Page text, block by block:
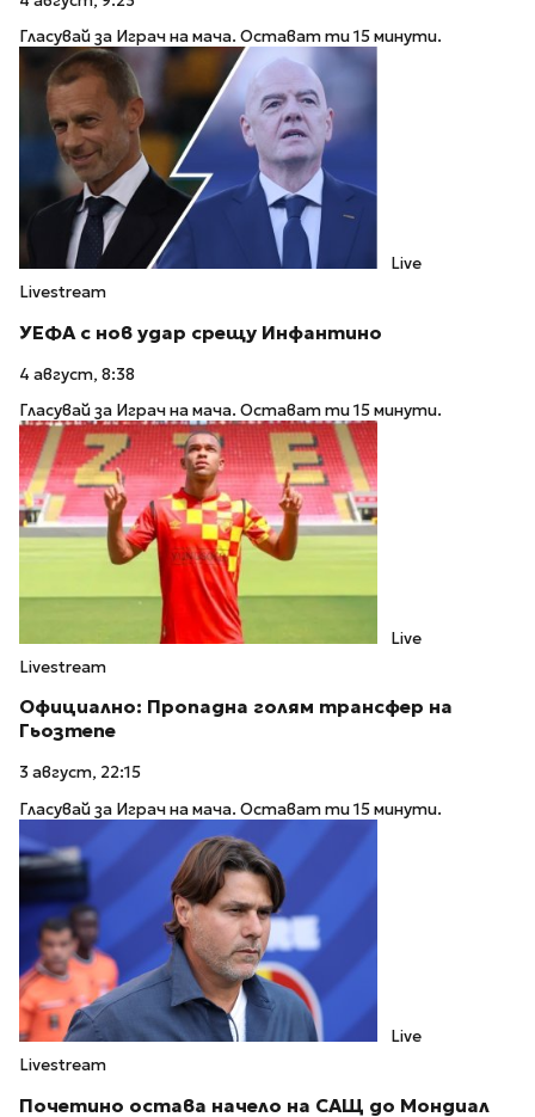
Гласувай за Играч на мача. Остават ти 15 минути.
Live
Livestream
УЕФА с нов удар срещу Инфантино
4 август, 8:38
Гласувай за Играч на мача. Остават ти 15 минути.
Live
Livestream
Официално: Пропадна голям трансфер на
Гьозтепе
3 август, 22:15
Гласувай за Играч на мача. Остават ти 15 минути.
Live
Livestream
Почетино остава начело на САЩ до Мондиал